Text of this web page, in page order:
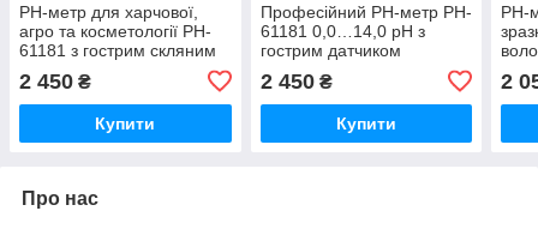
PH-метр для харчової,
агро та косметології PH-
61181 з гострим скляним
електродом, 0,0…14,0 pH
2 450 ₴
Купити
Професійний РН-метр PH-
61181 0,0…14,0 pH з
гострим датчиком
2 450₴
Купити
PН-
2
Про нас